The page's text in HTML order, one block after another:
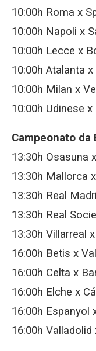
10:00h Roma x
10:00h Napoli x
10:00h Lecce x
10:00h Atalanta
10:00h Milan x
10:00h Udinese
Campeonato da
13:30h Osasuna
13:30h Mallorca
13:30h Real
13:30h Real
13:30h Villarreal
16:00h Betis x
16:00h Celta x
16:00h Elche x
16:00h Espanyol
16:00h Valladolid